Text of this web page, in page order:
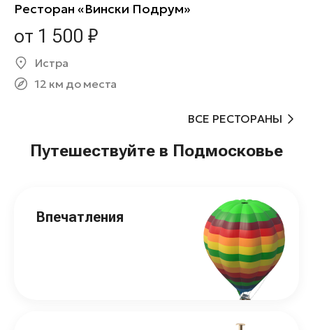
Ресторан «Вински Подрум»
от 1 500 ₽
Истра
12 км до места
ВСЕ РЕСТОРАНЫ
Путешествуйте в Подмосковье
Впечатления